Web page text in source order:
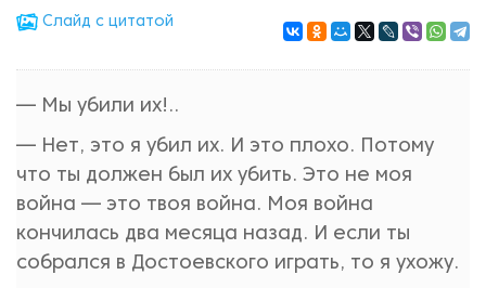
Cлайд с цитатой
— Мы убили их!..
— Нет, это я убил их. И это плохо. Потому
что ты должен был их убить. Это не моя
война — это твоя война. Моя война
кончилась два месяца назад. И если ты
собрался в Достоевского играть, то я ухожу.